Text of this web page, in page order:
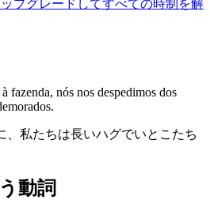
プグレードしてすべての時制を解
fazenda, nós nos despedimos dos
、私たちは長いハグでいとこたち
動詞